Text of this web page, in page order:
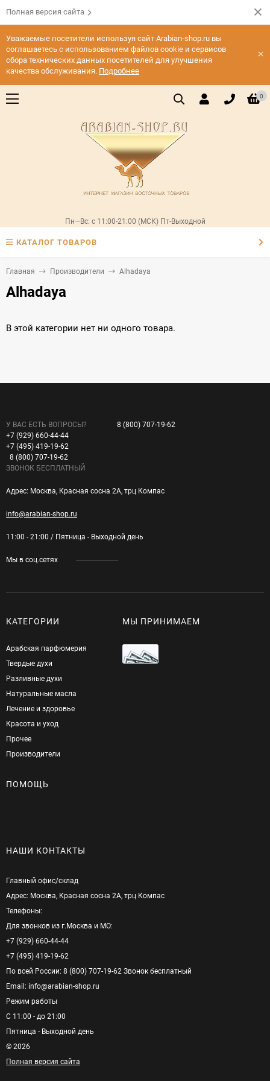
Полная версия сайта
Уважаемые посетители используя сайт Arabian-shop.ru вы
соглашаетесь с использованием файлов cookie и сервисов
сбора технических данных посетителей для улучшения
качества обслуживания. Подробнее
×
0
Пн—Вс: с 11:00-21:00 (МСК) Пт-Выходной
КАТАЛОГ ТОВАРОВ
Главная Производители Alhadaya
Alhadaya
В этой категории нет ни одного товара.
У ВАС ЕСТЬ ВОПРОСЫ?
+7 (929) 660-44-44
+7 (495) 419-19-62
8 (800) 707-19-62
ЗВОНОК БЕСПЛАТНЫЙ
8 (800) 707-19-62
Адрес: Москва, Красная сосна 2А, трц Компас
info@arabian-shop.ru
11:00 - 21:00 / Пятница - Выходной день
Мы в соц.сетях
КАТЕГОРИИ
Арабская парфюмерия
Твердые духи
Разливные духи
Натуральные масла
Лечение и здоровье
Красота и уход
Прочее
Производители
МЫ ПРИНИМАЕМ
ПОМОЩЬ
НАШИ КОНТАКТЫ
Главный офис/cклад
Адрес: Москва, Красная сосна 2А, трц Компас
Телефоны:
Для звонков из г.Москва и МО:
+7 (929) 660-44-44
+7 (495) 419-19-62
По всей России: 8 (800) 707-19-62 Звонок бесплатный
Email: info@arabian-shop.ru
Режим pаботы
С 11:00 - до 21:00
Пятница - Выходной день
© 2026
Полная версия сайта